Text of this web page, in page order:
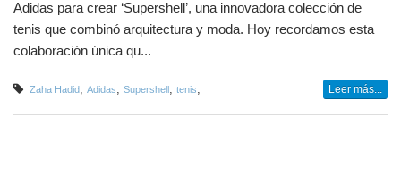
Adidas para crear ‘Supershell’, una innovadora colección de
tenis que combinó arquitectura y moda. Hoy recordamos esta
colaboración única qu...
Zaha Hadid, Adidas, Supershell , tenis, Leer más...